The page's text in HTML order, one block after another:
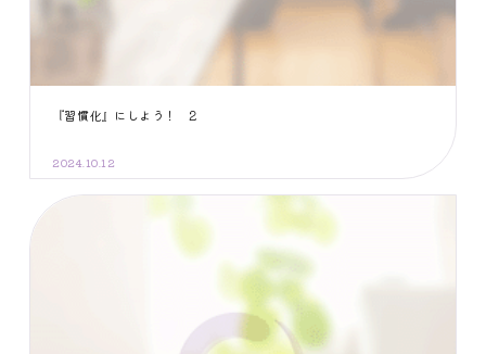
『習慣化』にしよう！ 2
2024.10.12